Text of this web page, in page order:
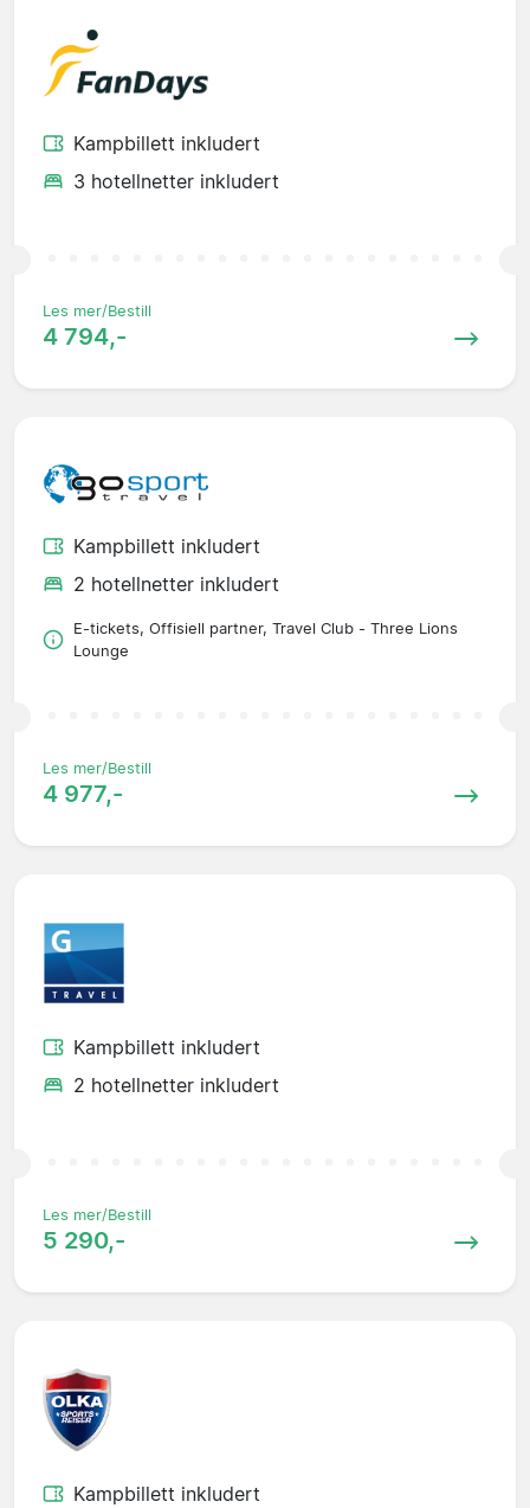
Kampbillett inkludert
3 hotellnetter inkludert
Les mer/Bestill
4 794,-
Kampbillett inkludert
2 hotellnetter inkludert
E-tickets, Offisiell partner, Travel Club - Three Lions
Lounge
Les mer/Bestill
4 977,-
Kampbillett inkludert
2 hotellnetter inkludert
Les mer/Bestill
5 290,-
Kampbillett inkludert